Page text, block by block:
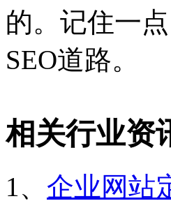
的。记住一
SEO道路。
相关行业资
1、 企业网站